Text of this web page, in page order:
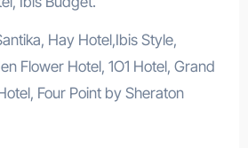
Hay Hotel,Ibis Style,
Flower Hotel, 1O1 Hotel, Grand
Four Point by Sheraton